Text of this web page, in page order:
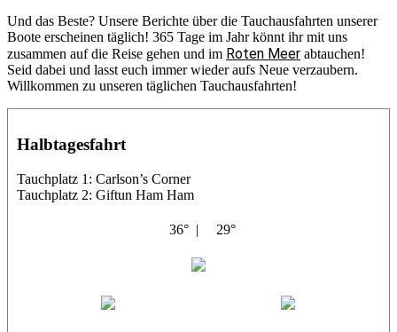
Und das Beste? Unsere Berichte über die Tauchausfahrten unserer
Boote erscheinen täglich! 365 Tage im Jahr könnt ihr mit uns
zusammen auf die Reise gehen und im Roten Meer abtauchen!
Seid dabei und lasst euch immer wieder aufs Neue verzaubern.
Willkommen zu unseren täglichen Tauchausfahrten!
Halbtagesfahrt
Tauchplatz 1: Carlson’s Corner
Tauchplatz 2: Giftun Ham Ham
36° | 29°